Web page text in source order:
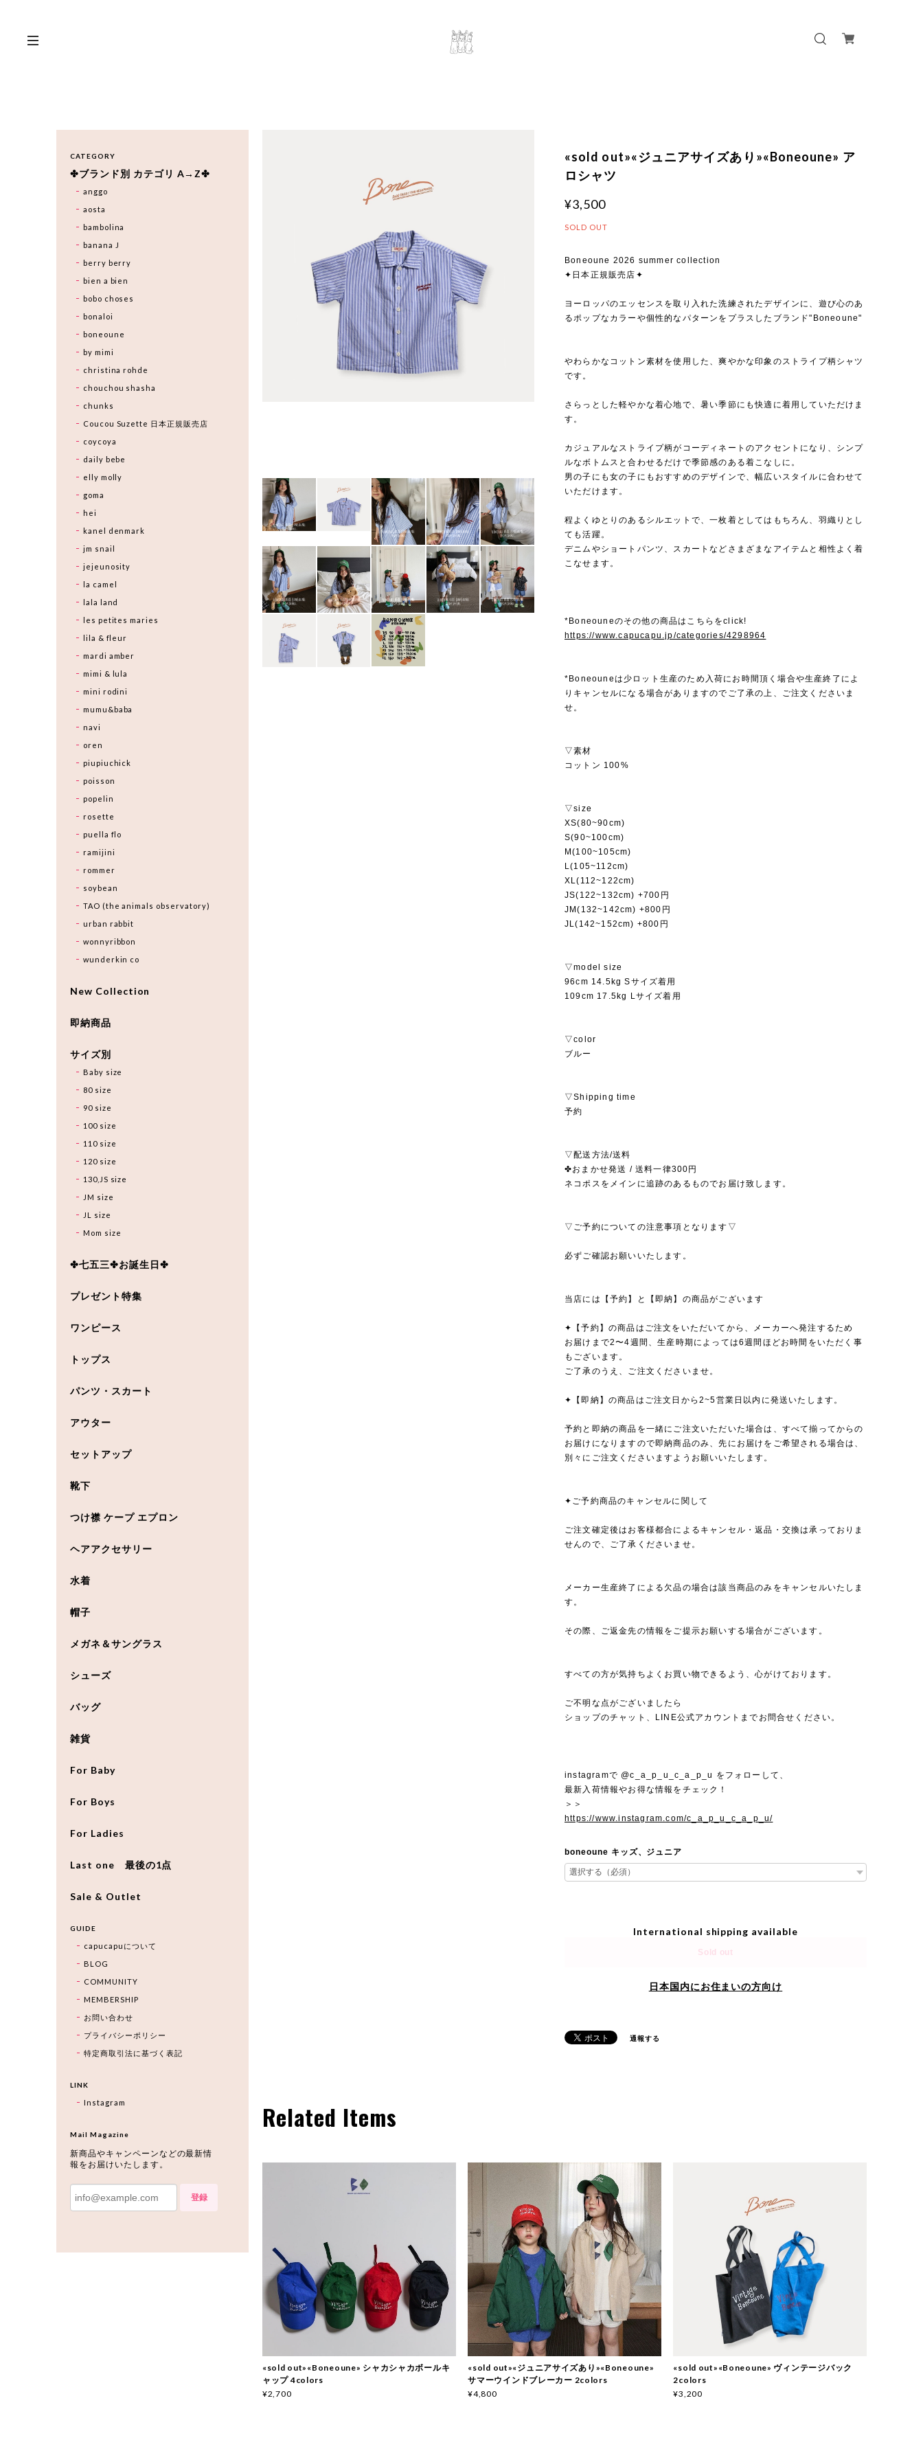
«sold out»«ジュニアサイズあり»«Boneoune» ア
ロシャツ
¥3,500
SOLD OUT
Boneoune 2026 summer collection
✦日本正規販売店✦
ヨーロッパのエッセンスを取り入れた洗練されたデザインに、遊び心のあ
るポップなカラーや個性的なパターンをプラスしたブランド"Boneoune"
やわらかなコットン素材を使用した、爽やかな印象のストライプ柄シャツ
です。
さらっとした軽やかな着心地で、暑い季節にも快適に着用していただけま
す。
カジュアルなストライプ柄がコーディネートのアクセントになり、シンプ
ルなボトムスと合わせるだけで季節感のある着こなしに。
男の子にも女の子にもおすすめのデザインで、幅広いスタイルに合わせて
いただけます。
程よくゆとりのあるシルエットで、一枚着としてはもちろん、羽織りとし
ても活躍。
デニムやショートパンツ、スカートなどさまざまなアイテムと相性よく着
こなせます。
*Boneouneのその他の商品はこちらをclick!
https://www.capucapu.jp/categories/4298964
*Boneouneは少ロット生産のため入荷にお時間頂く場合や生産終了によ
りキャンセルになる場合がありますのでご了承の上、ご注文くださいま
せ。
▽素材
コットン 100%
▽size
XS(80~90cm)
S(90~100cm)
M(100~105cm)
L(105~112cm)
XL(112~122cm)
JS(122~132cm) +700円
JM(132~142cm) +800円
JL(142~152cm) +800円
▽model size
96cm 14.5kg Sサイズ着用
109cm 17.5kg Lサイズ着用
▽color
ブルー
▽Shipping time
予約
▽配送方法/送料
✤おまかせ発送 / 送料一律300円
ネコポスをメインに追跡のあるものでお届け致します。
▽ご予約についての注意事項となります▽
必ずご確認お願いいたします。
当店には【予約】と【即納】の商品がございます
✦【予約】の商品はご注文をいただいてから、メーカーへ発注するため
お届けまで2〜4週間、生産時期によっては6週間ほどお時間をいただく事
もございます。
ご了承のうえ、ご注文くださいませ。
✦【即納】の商品はご注文日から2~5営業日以内に発送いたします。
予約と即納の商品を一緒にご注文いただいた場合は、すべて揃ってからの
お届けになりますので即納商品のみ、先にお届けをご希望される場合は、
別々にご注文くださいますようお願いいたします。
✦ご予約商品のキャンセルに関して
ご注文確定後はお客様都合によるキャンセル・返品・交換は承っておりま
せんので、ご了承くださいませ。
メーカー生産終了による欠品の場合は該当商品のみをキャンセルいたしま
す。
その際、ご返金先の情報をご提示お願いする場合がございます。
すべての方が気持ちよくお買い物できるよう、心がけております。
ご不明な点がございましたら
ショップのチャット、LINE公式アカウントまでお問合せください。
instagramで @c_a_p_u_c_a_p_u をフォローして、
最新入荷情報やお得な情報をチェック！
＞＞
https://www.instagram.com/c_a_p_u_c_a_p_u/
boneoune キッズ、ジュニア
International shipping available
Sold out
日本国内にお住まいの方向け
通報する
Related Items
«sold out»«Boneoune» シャカシャカボールキ
ャップ 4colors
¥2,700
«sold out»«ジュニアサイズあり»«Boneoune»
サマーウインドブレーカー 2colors
¥4,800
«sold out»«Boneoune» ヴィンテージバック
2colors
¥3,200
CATEGORY
✤ブランド別 カテゴリ A→Z✤
anggo
aosta
bambolina
banana J
berry berry
bien a bien
bobo choses
bonaloi
boneoune
by mimi
christina rohde
chouchou shasha
chunks
Coucou Suzette 日本正規販売店
coycoya
daily bebe
elly molly
goma
hei
kanel denmark
jm snail
jejeunosity
la camel
lala land
les petites maries
lila & fleur
mardi amber
mimi & lula
mini rodini
mumu&baba
navi
oren
piupiuchick
poisson
popelin
rosette
puella flo
ramijini
rommer
soybean
TAO (the animals observatory)
urban rabbit
wonnyribbon
wunderkin co
New Collection
即納商品
サイズ別
Baby size
80 size
90 size
100 size
110 size
120 size
130,JS size
JM size
JL size
Mom size
✤七五三✤お誕生日✤
プレゼント特集
ワンピース
トップス
パンツ・スカート
アウター
セットアップ
靴下
つけ襟 ケープ エプロン
ヘアアクセサリー
水着
帽子
メガネ＆サングラス
シューズ
バッグ
雑貨
For Baby
For Boys
For Ladies
Last one 最後の1点
Sale & Outlet
GUIDE
capucapuについて
BLOG
COMMUNITY
MEMBERSHIP
お問い合わせ
プライバシーポリシー
特定商取引法に基づく表記
LINK
Instagram
Mail Magazine
新商品やキャンペーンなどの最新情
報をお届けいたします。
登録